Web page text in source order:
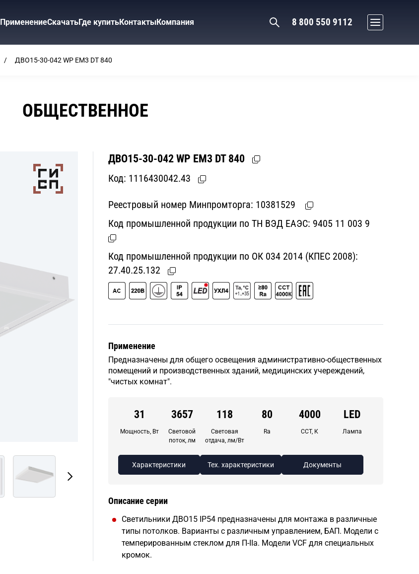
ПрименениеСкачатьГде купитьКонтактыКомпания 8 800 550 9112
ДВО15-30-042 WP ЕМ3 DT 840
ОБЩЕСТВЕННОЕ
ДВО15-30-042 WP ЕМ3 DT 840
Код: 1116430042.43
Реестровый номер Минпромторга: 10381529
Код промышленной продукции по ТН ВЭД ЕАЭС: 9405 11 003 9
Код промышленной продукции по ОК 034 2014 (КПЕС 2008):
27.40.25.132
Применение
Предназначены для общего освещения административно-общественных
помещений и производственных зданий, медицинских учереждений,
"чистых комнат".
31
Мощность, Вт
3657
Световой
поток, лм
118
Световая
отдача, лм/Вт
80
Ra
4000
CCT, К
LED
Лампа
Характеристики Тех. характеристики Документы
Описание серии
Светильники ДВО15 IP54 предназначены для монтажа в различные
типы потолков. Варианты с различным управлением, БАП. Модели с
темперированным стеклом для П-IIа. Модели VCF для специальных
кромок.